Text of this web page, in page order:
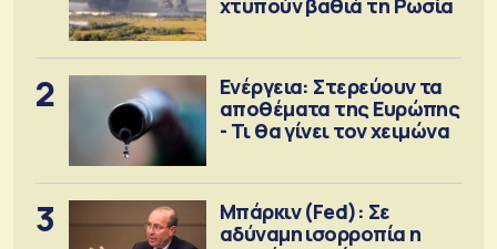
2
Ενέργεια: Στερεύουν τα
αποθέματα της Ευρώπης
- Τι θα γίνει τον χειμώνα
3
Μπάρκιν (Fed): Σε
αδύναμη ισορροπία η